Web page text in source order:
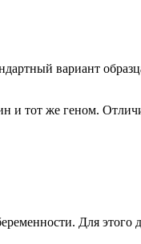
вариант
и тот же геном.
Для этого